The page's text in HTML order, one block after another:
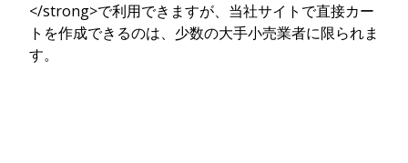
</strong>で利用できますが、当社サイトで直接カー
トを作成できるのは、少数の大手小売業者に限られま
す。